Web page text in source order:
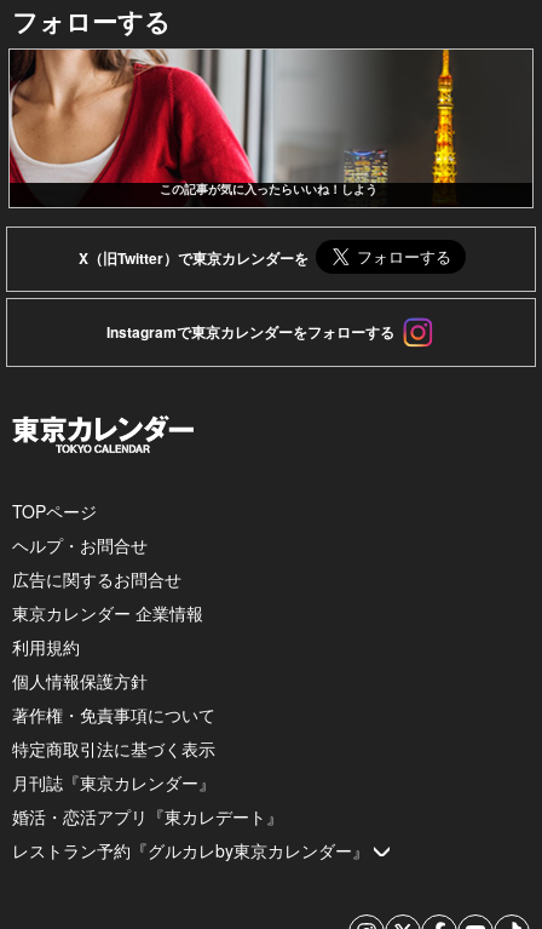
フォローする
この記事が気に入ったらいいね！しよう
X（旧Twitter）で東京カレンダーを
Instagramで東京カレンダーをフォローする
TOPページ
ヘルプ・お問合せ
広告に関するお問合せ
東京カレンダー 企業情報
利用規約
個人情報保護方針
著作権・免責事項について
特定商取引法に基づく表示
月刊誌『東京カレンダー』
婚活・恋活アプリ『東カレデート』
レストラン予約『グルカレby東京カレンダー』